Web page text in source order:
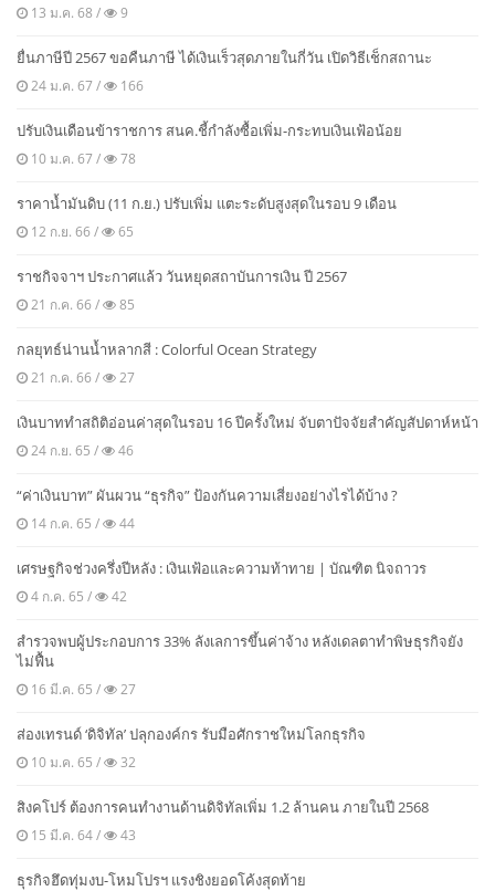
13 ม.ค. 68 / 9
ยื่นภาษีปี 2567 ขอคืนภาษี ได้เงินเร็วสุดภายในกี่วัน เปิดวิธีเช็กสถานะ
24 ม.ค. 67 / 166
ปรับเงินเดือนข้าราชการ สนค.ชี้กำลังซื้อเพิ่ม-กระทบเงินเฟ้อน้อย
10 ม.ค. 67 / 78
ราคาน้ำมันดิบ (11 ก.ย.) ปรับเพิ่ม แตะระดับสูงสุดในรอบ 9 เดือน
12 ก.ย. 66 / 65
ราชกิจจาฯ ประกาศแล้ว วันหยุดสถาบันการเงิน ปี 2567
21 ก.ค. 66 / 85
กลยุทธ์น่านน้ำหลากสี : Colorful Ocean Strategy
21 ก.ค. 66 / 27
เงินบาททำสถิติอ่อนค่าสุดในรอบ 16 ปีครั้งใหม่ จับตาปัจจัยสำคัญสัปดาห์หน้า
24 ก.ย. 65 / 46
“ค่าเงินบาท” ผันผวน “ธุรกิจ” ป้องกันความเสี่ยงอย่างไรได้บ้าง ?
14 ก.ค. 65 / 44
เศรษฐกิจช่วงครึ่งปีหลัง : เงินเฟ้อและความท้าทาย | บัณฑิต นิจถาวร
4 ก.ค. 65 / 42
สำรวจพบผู้ประกอบการ 33% ลังเลการขึ้นค่าจ้าง หลังเดลตาทำพิษธุรกิจยัง
ไม่ฟื้น
16 มี.ค. 65 / 27
ส่องเทรนด์ ‘ดิจิทัล’ ปลุกองค์กร รับมือศักราชใหม่โลกธุรกิจ
10 ม.ค. 65 / 32
สิงคโปร์ ต้องการคนทำงานด้านดิจิทัลเพิ่ม 1.2 ล้านคน ภายในปี 2568
15 มี.ค. 64 / 43
ธุรกิจฮึดทุ่มงบ-โหมโปรฯ แรงชิงยอดโค้งสุดท้าย